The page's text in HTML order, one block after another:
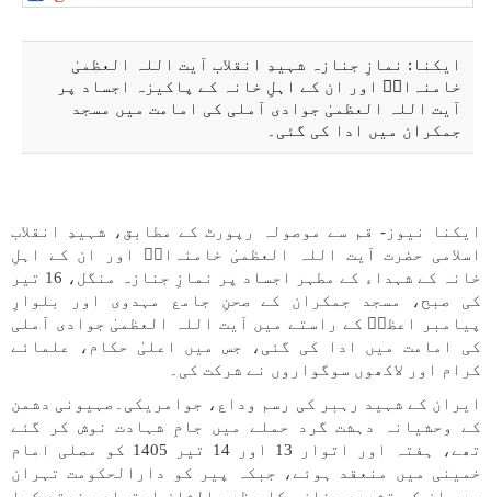
ایکنا: نمازِ جنازہ شہیدِ انقلاب آیت اللہ العظمیٰ
خامنہ‌ایؒ اور ان کے اہلِ خانہ کے پاکیزہ اجساد پر
آیت اللہ العظمیٰ جوادی آملی کی امامت میں مسجد
جمکران میں ادا کی گئی۔
ایکنا نیوز- قم سے موصولہ رپورٹ کے مطابق، شہیدِ انقلاب
اسلامی حضرت آیت اللہ العظمیٰ خامنہ‌ایؒ اور ان کے اہلِ
خانہ کے شہداء کے مطہر اجساد پر نمازِ جنازہ منگل، 16 تیر
کی صبح، مسجد جمکران کے صحنِ جامع مہدوی اور بلوارِ
پیامبر اعظمؐ کے راستے میں آیت اللہ العظمیٰ جوادی آملی
کی امامت میں ادا کی گئی، جس میں اعلیٰ حکام، علمائے
کرام اور لاکھوں سوگواروں نے شرکت کی۔
ایران کے شہید رہبر کی رسم وداع، جوامریکی۔صہیونی دشمن
کے وحشیانہ دہشت گرد حملے میں جامِ شہادت نوش کر گئے
تھے، ہفتہ اور اتوار 13 اور 14 تیر 1405 کو مصلی امام
خمینی میں منعقد ہوئے، جبکہ پیر کو دارالحکومت تہران